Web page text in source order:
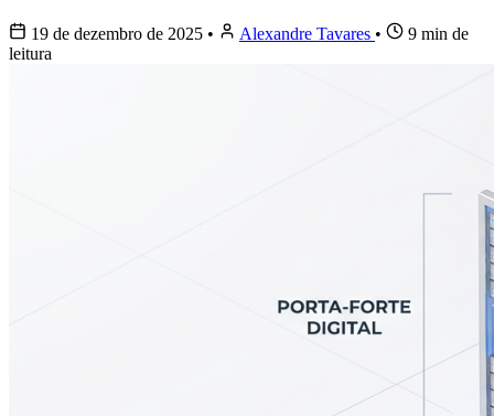
19 de dezembro de 2025 • Alexandre Tavares •
9 min de
leitura